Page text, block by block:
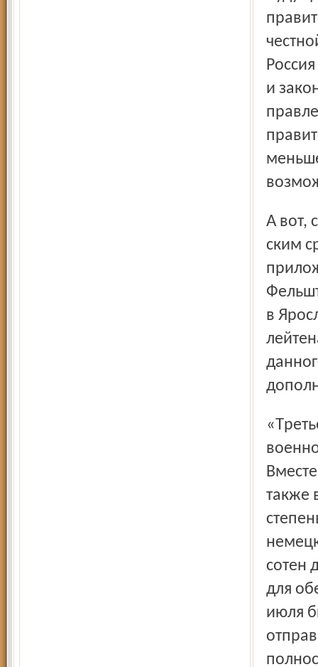
и
А вот, собственно, и сам документ, который (по издатель-
ским
в
«Третьего июля прибыл транспорт с немецкими
также
сотен
для
июля